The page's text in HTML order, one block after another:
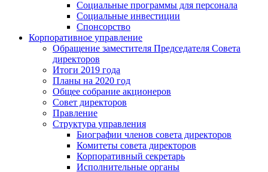
Социальные программы для персонала
Социальные инвестиции
Спонсорство
Корпоративное управление
Обращение заместителя Председателя Совета
директоров
Итоги 2019 года
Планы на 2020 год
Общее собрание акционеров
Совет директоров
Правление
Структура управления
Биографии членов совета директоров
Комитеты совета директоров
Корпоративный секретарь
Исполнительные органы